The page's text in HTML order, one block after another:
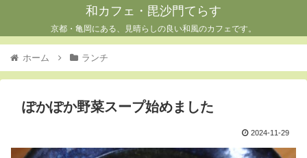
和カフェ・毘沙門てらす
京都・亀岡にある、見晴らしの良い和風のカフェです。
ホーム ランチ
ぽかぽか野菜スープ始めました
2024-11-29